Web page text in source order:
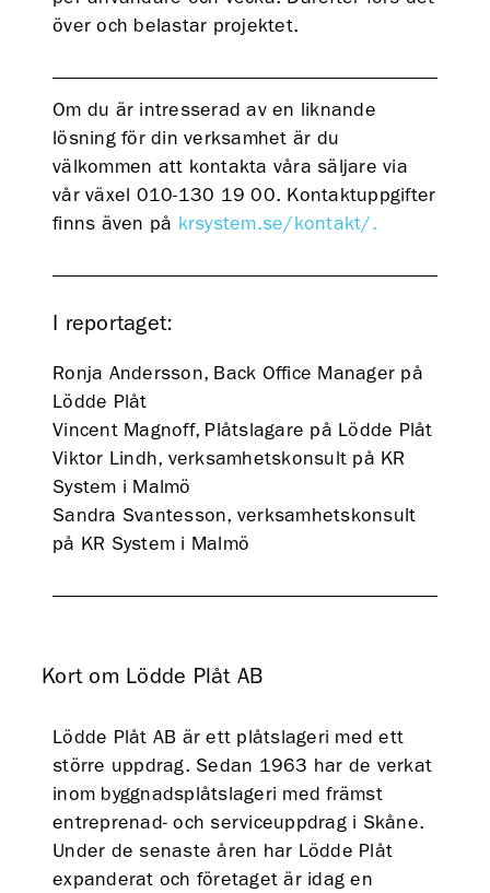
över och belastar projektet.
Om du är intresserad av en liknande
lösning för din verksamhet är du
välkommen att kontakta våra säljare via
vår växel 010-130 19 00. Kontaktuppgifter
finns även på krsystem.se/kontakt/.
I reportaget:
Ronja Andersson, Back Office Manager på
Lödde Plåt
Vincent Magnoff, Plåtslagare på Lödde Plåt
Viktor Lindh, verksamhetskonsult på KR
System i Malmö
Sandra Svantesson, verksamhetskonsult
på KR System i Malmö
Kort om Lödde Plåt AB
Lödde Plåt AB är ett plåtslageri med ett
större uppdrag. Sedan 1963 har de verkat
inom byggnadsplåtslageri med främst
entreprenad- och serviceuppdrag i Skåne.
Under de senaste åren har Lödde Plåt
expanderat och företaget är idag en